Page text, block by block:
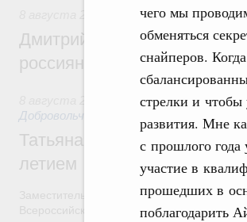
чего мы
обменяться
снайперов.
стрелки и
развития. Мне
с прошлого года
участие в
прошедших в
поблагодарить
Спорт высших
Дмитрий Чернышенко и
россиян с Днём
Социальные
Добровольчество и волонтёрство.
Татьяна Голикова
летием
Заместитель Председателя
Всероссийского общественного